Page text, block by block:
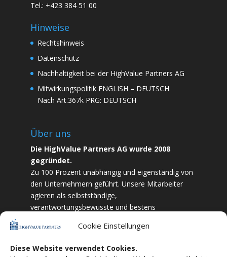
Cookie Einstellungen
Diese Website verwendet Cookies.
Tel.: +423 384 51 00
Hinweise
Rechtshinweis
Datenschutz
Nachhaltigkeit bei der HighValue Partners AG
Mitwirkungspolitik ENGLISH – DEUTSCH
Nach Art.367k PRG: DEUTSCH
Über uns
Die HighValue Partners AG wurde 2008
gegründet.
Zu 100 Prozent unabhängig und eigenständig von
den Unternehmern geführt. Unsere Mitarbeiter
agieren als selbstständige,
verantwortungsbewusste und bestens
und Zielstrebigkeit sind wir bestrebt das